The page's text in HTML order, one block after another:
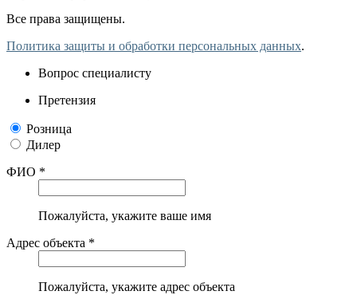
Все права защищены.
Политика защиты и обработки персональных данных.
Вопрос специалисту
Претензия
Розница
Дилер
ФИО *
Пожалуйста, укажите ваше имя
Адрес объекта *
Пожалуйста, укажите адрес объекта